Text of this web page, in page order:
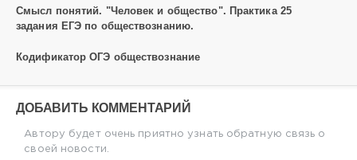
Смысл понятий. "Человек и общество". Практика 25
задания ЕГЭ по обществознанию.
Кодификатор ОГЭ обществознание
ДОБАВИТЬ КОММЕНТАРИЙ
Автору будет очень приятно узнать обратную связь о
своей новости.